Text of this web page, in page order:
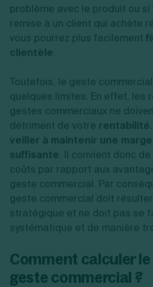
problème avec le produit ou si
remise à un client qui achète
vous pourrez plus facilement
clientèle.
Toutefois, le geste
quelques limites. En effet, les
gestes commerciaux ne
détriment de votre rentabilité
veiller à maintenir une
suffisante. Il convient donc
coûts par rapport aux
geste commercial. Par
geste commercial doit résulter
stratégique et ne doit pas se
systématique et de manière
Comment calculer
geste commercial ?